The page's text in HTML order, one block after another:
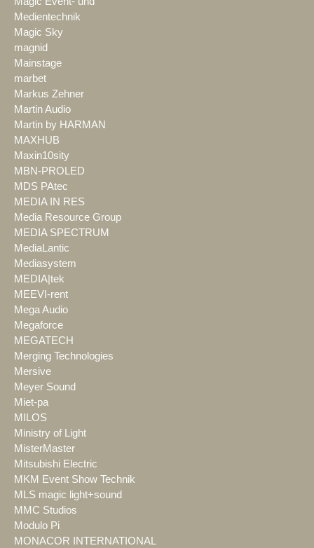
Medientechnik
Magic Sky
magnid
Mainstage
marbet
Markus Zehner
Martin Audio
Martin by HARMAN
MAXHUB
Maxin10sity
MBN-PROLED
MDS PAtec
MEDIA IN RES
Media Resource Group
MEDIA SPECTRUM
MediaLantic
Mediasystem
MEDIA|tek
MEEVI-rent
Mega Audio
Megaforce
MEGATECH
Merging Technologies
Mersive
Meyer Sound
Miet-pa
MILOS
Ministry of Light
MisterMaster
Mitsubishi Electric
MKM Event Show Technik
MLS magic light+sound
MMC Studios
Modulo Pi
MONACOR INTERNATIONAL